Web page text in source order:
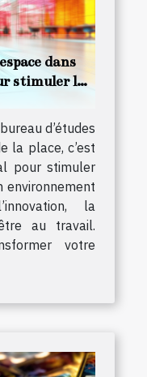
dans
stimuler la
d’études
la place, c’est
pour stimuler
environnement
la
au travail.
votre